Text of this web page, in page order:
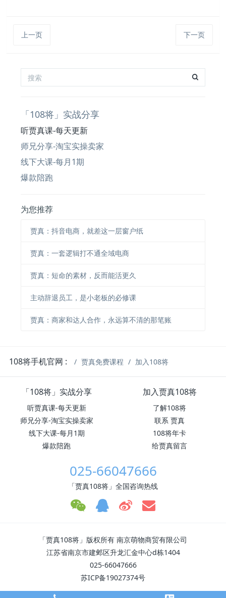
上一页 下一页
「108将」实战分享
听贾真课-每天更新
师兄分享-淘宝实操卖家
线下大课-每月1期
爆款陪跑
为您推荐
贾真：抖音电商，就差这一层窗户纸
贾真：一套逻辑打不通全域电商
贾真：短命的素材，反而能活更久
主动辞退员工，是小老板的必修课
贾真：商家和达人合作，永远算不清的那笔账
108将手机官网 : 贾真免费课程 加入108将
「108将」实战分享
听贾真课-每天更新
师兄分享-淘宝实操卖家
线下大课-每月1期
爆款陪跑
加入贾真108将
了解108将
联系 贾真
108将年卡
给贾真留言
025-66047666
「贾真108将」全国咨询热线
「贾真108将」版权所有 南京萌物商贸有限公司
江苏省南京市建邺区升龙汇金中心d栋1404
025-66047666
苏ICP备19027374号